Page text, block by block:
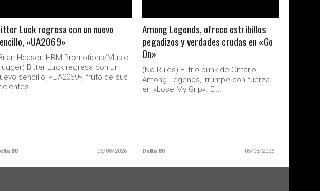
Luck regresa con un nuevo
«UA2069»
Heason HBM Promotions/Music
Bitter Luck regresa con un
sencillo, «UA2069», fruto de sus
80 05/08/2026
Among Legends, ofrece estribillos
pegadizos y verdades crudas en «Go
On»
(No Rules) El trío punk de Ontario,
Among Legends, irrumpe con fuerza
en «Lose My Grip». El...
Delta 80 05/08/2026